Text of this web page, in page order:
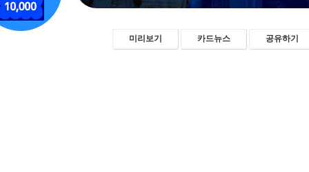
미리보기 카드뉴스 공유하기